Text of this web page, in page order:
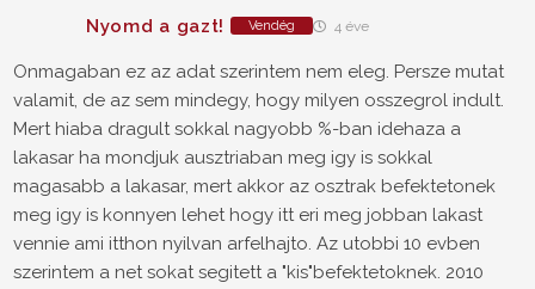
Nyomd a gazt! Vendég 4 éve
Onmagaban ez az adat szerintem nem eleg. Persze mutat
valamit, de az sem mindegy, hogy milyen osszegrol indult.
Mert hiaba dragult sokkal nagyobb %-ban idehaza a
lakasar ha mondjuk ausztriaban meg igy is sokkal
magasabb a lakasar, mert akkor az osztrak befektetonek
meg igy is konnyen lehet hogy itt eri meg jobban lakast
vennie ami itthon nyilvan arfelhajto. Az utobbi 10 evben
szerintem a net sokat segitett a "kis"befektetoknek. 2010